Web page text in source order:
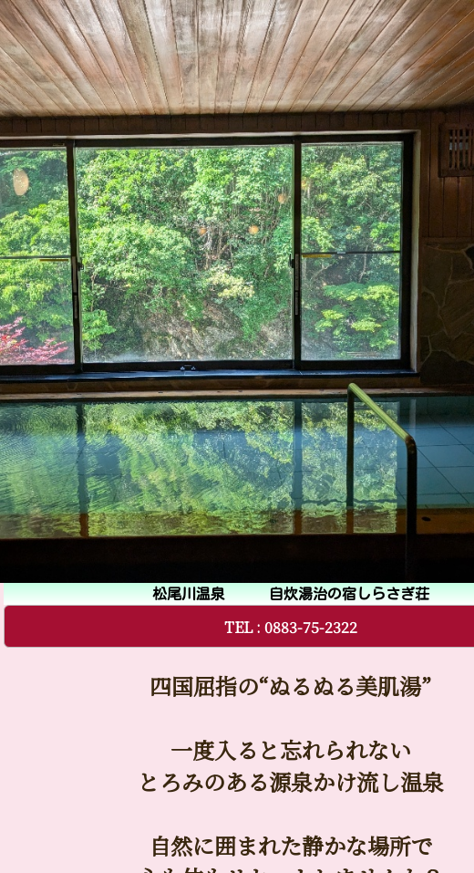
松尾川温泉 自炊湯治の宿しらさぎ荘
TEL : 0883-75-2322
四国屈指の“ぬるぬる美肌湯”
一度入ると忘れられない
とろみのある源泉かけ流し温泉
自然に囲まれた静かな場所で